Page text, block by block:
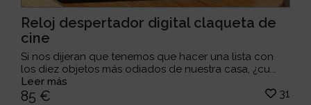
Reloj despertador digital claqueta de
cine
Si nos dijeran que tenemos que hacer una lista con
los diez objetos más odiados de nuestra casa, ¿cu...
Leer más
85 € 31